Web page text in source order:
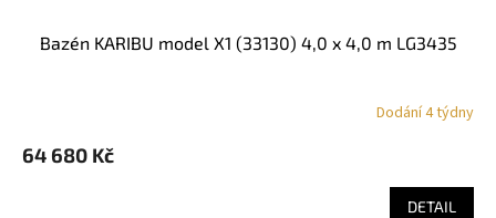
bazén KARIBU model X1 (33130) 4,0 x 4,0 m LG3435
Dodání 4 týdny
64 680 Kč
DETAIL